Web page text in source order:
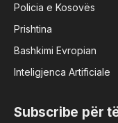
Policia e Kosovës
Prishtina
Bashkimi Evropian
Inteligjenca Artificiale
Subscribe për